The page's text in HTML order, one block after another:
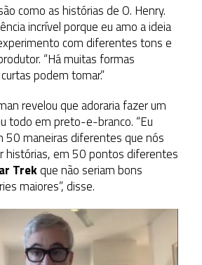
como as histórias de O. Henry.
incrível porque eu amo a ideia
com diferentes tons e
“Há muitas formas
podem tomar.”
revelou que adoraria fazer um
todo em preto-e-branco. “Eu
50 maneiras diferentes que nós
histórias, em 50 pontos diferentes
Trekque não seriam bons
maiores”, disse.